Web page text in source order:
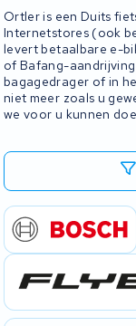
Ortler is een Duits
Internetstores (ook
levert betaalbare e-
of Bafang-
bagagedrager of in
niet meer zoals u
we voor u kunnen
Gratis